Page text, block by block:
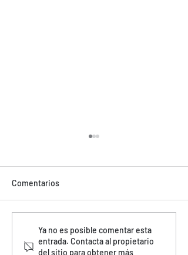
INTERIORES BOX PARA
EMPRESA. Las cajas secas
Comentarios
Ya no es posible comentar esta
entrada. Contacta al propietario
del sitio para obtener más